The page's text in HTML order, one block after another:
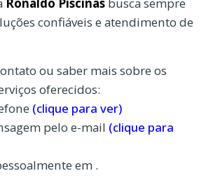
confiáveis e atendimento de
ou saber mais sobre os
oferecidos:
(clique para ver)
pelo e-mail (clique para
em .